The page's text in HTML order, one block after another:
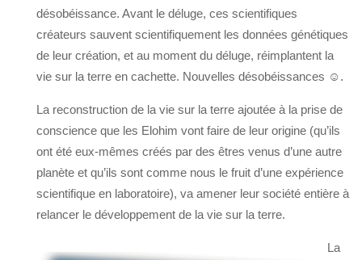
désobéissance. Avant le déluge, ces scientifiques
créateurs sauvent scientifiquement les données génétiques
de leur création, et au moment du déluge, réimplantent la
vie sur la terre en cachette. Nouvelles désobéissances ☺.
La reconstruction de la vie sur la terre ajoutée à la prise de
conscience que les Elohim vont faire de leur origine (qu’ils
ont été eux-mêmes créés par des êtres venus d’une autre
planète et qu’ils sont comme nous le fruit d’une expérience
scientifique en laboratoire), va amener leur société entière à
relancer le développement de la vie sur la terre.
La